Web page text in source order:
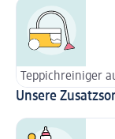
Teppichreiniger
Unsere